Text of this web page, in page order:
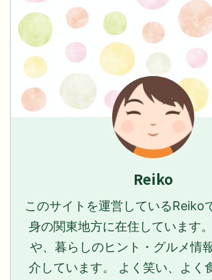
Reiko
このサイトを運営しているReiko
身の関東地方に在住しています
や、暮らしのヒント・グルメ情
介しています。 よく笑い、よく